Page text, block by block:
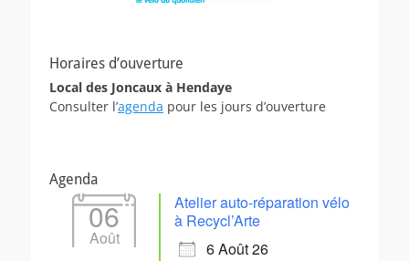
Horaires d’ouverture
Local des Joncaux à Hendaye
Consulter l’agenda pour les jours d’ouverture
Agenda
06
Août
Atelier auto-réparation vélo
à Recycl’Arte
6 Août 26